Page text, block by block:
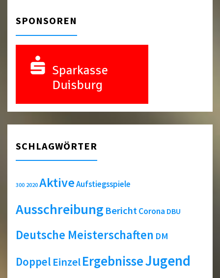
SPONSOREN
SCHLAGWÖRTER
300 2020 AktiveAufstiegsspiele
Ausschreibung BerichtCorona DBU
Deutsche Meisterschaften DM
Doppel EinzelErgebnisseJugend